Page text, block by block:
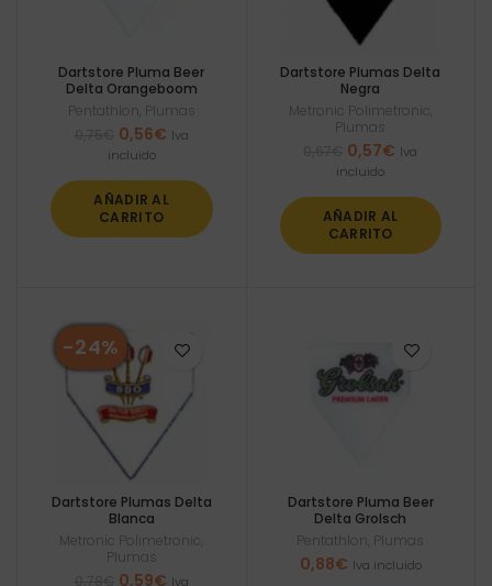
Dartstore Pluma Beer
Delta Orangeboom
Pentathlon Plumas
El
precio
era:
0,75€.
0,56€El
es:
0,56€.
Iva
incluido
AÑADIR AL
CARRITO
Dartstore Plumas Delta
Negra
Metronic Polimetronic
Plumas
El
precio
era:
0,67€.
0,57€ El
0,57€.
Iva
incluido
AÑADIR AL
CARRITO
-24%
Dartstore Plumas Delta
Blanca
Metronic Polimetronic
Plumas
El
0,59€ElIva
Dartstore Pluma Beer
Delta Grolsch
Pentathlon Plumas
0,88€ Iva incluido